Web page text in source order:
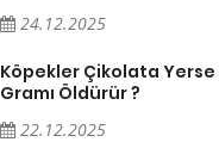
24.12.2025
Köpekler Çikolata Yerse
Gramı Öldürür ?
22.12.2025